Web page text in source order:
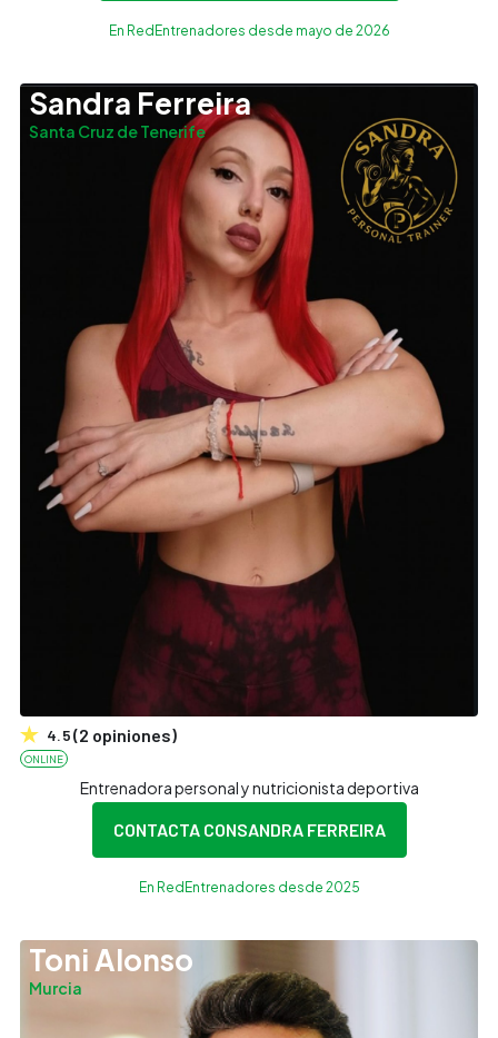
En RedEntrenadores desde mayo de 2026
Sandra Ferreira
Santa Cruz de Tenerife
4.5 (2 opiniones)
ONLINE
Entrenadora personal y nutricionista deportiva
CONTACTA CONSANDRA FERREIRA
En RedEntrenadores desde 2025
Toni Alonso
Murcia